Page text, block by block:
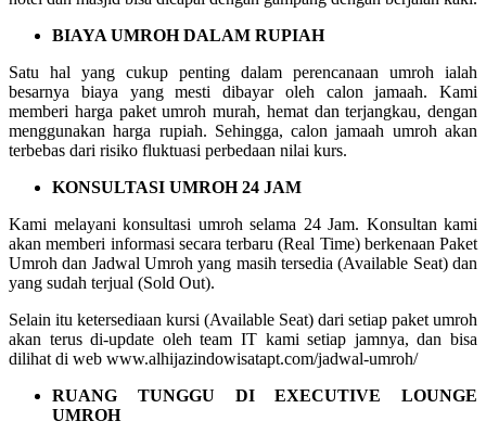
BIAYA UMROH DALAM RUPIAH
Satu hal yang cukup penting dalam perencanaan umroh ialah
besarnya biaya yang mesti dibayar oleh calon jamaah. Kami
memberi harga paket umroh murah, hemat dan terjangkau, dengan
menggunakan harga rupiah. Sehingga, calon jamaah umroh akan
terbebas dari risiko fluktuasi perbedaan nilai kurs.
KONSULTASI UMROH 24 JAM
Kami melayani konsultasi umroh selama 24 Jam. Konsultan kami
akan memberi informasi secara terbaru (Real Time) berkenaan Paket
Umroh dan Jadwal Umroh yang masih tersedia (Available Seat) dan
yang sudah terjual (Sold Out).
Selain itu ketersediaan kursi (Available Seat) dari setiap paket umroh
akan terus di-update oleh team IT kami setiap jamnya, dan bisa
dilihat di web www.alhijazindowisatapt.com/jadwal-umroh/
RUANG TUNGGU DI EXECUTIVE LOUNGE
UMROH